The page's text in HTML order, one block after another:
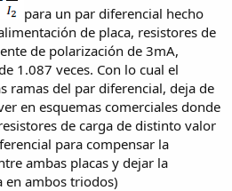
para un par diferencial hecho
de placa, resistores de
de polarización de 3mA,
1.087 veces. Con lo cual el
ramas del par diferencial, deja de
en esquemas comerciales donde
de carga de distinto valor
para compensar la
ambas placas y dejar la
en ambos triodos)